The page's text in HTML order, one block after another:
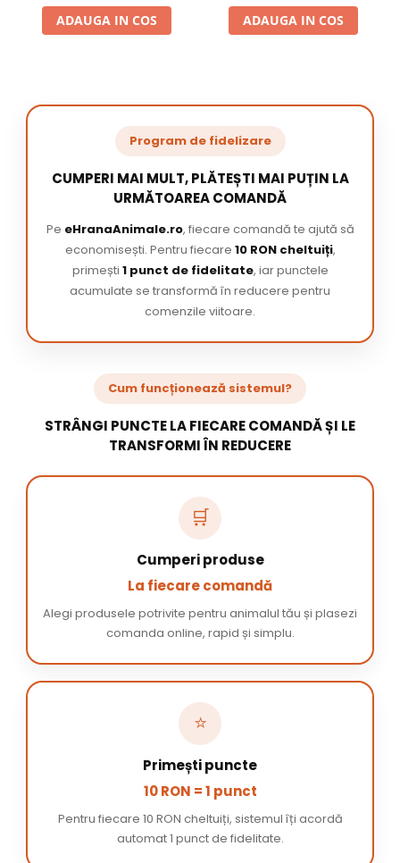
ADAUGA IN COS ADAUGA IN COS
Program de fidelizare
CUMPERI MAI MULT, PLĂTEȘTI MAI PUȚIN LA
URMĂTOAREA COMANDĂ
Pe eHranaAnimale.ro, fiecare comandă te ajută să
economisești. Pentru fiecare 10 RON cheltuiți,
primești 1 punct de fidelitate, iar punctele
acumulate se transformă în reducere pentru
comenzile viitoare.
Cum funcționează sistemul?
STRÂNGI PUNCTE LA FIECARE COMANDĂ ȘI LE
TRANSFORMI ÎN REDUCERE
🛒
Cumperi produse
La fiecare comandă
Alegi produsele potrivite pentru animalul tău și plasezi
comanda online, rapid și simplu.
⭐
Primești puncte
10 RON = 1 punct
Pentru fiecare 10 RON cheltuiți, sistemul îți acordă
automat 1 punct de fidelitate.